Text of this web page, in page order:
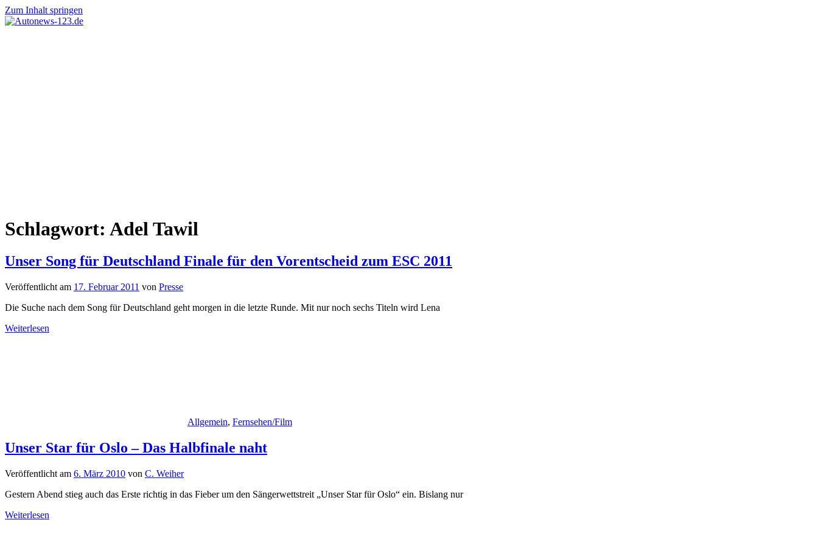
Zum Inhalt springen
Schlagwort: Adel Tawil
Unser Song für Deutschland Finale für den Vorentscheid zum ESC 2011
Veröffentlicht am 17. Februar 2011 von Presse
Die Suche nach dem Song für Deutschland geht morgen in die letzte Runde. Mit nur noch sechs Titeln wird Lena
Weiterlesen
Allgemein, Fernsehen/Film
Unser Star für Oslo – Das Halbfinale naht
Veröffentlicht am 6. März 2010 von C. Weiher
Gestern Abend stieg auch das Erste richtig in das Fieber um den Sängerwettstreit „Unser Star für Oslo“ ein. Bislang nur
Weiterlesen